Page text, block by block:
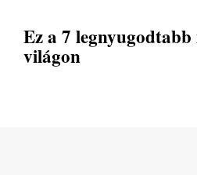
Ez a 7
világon